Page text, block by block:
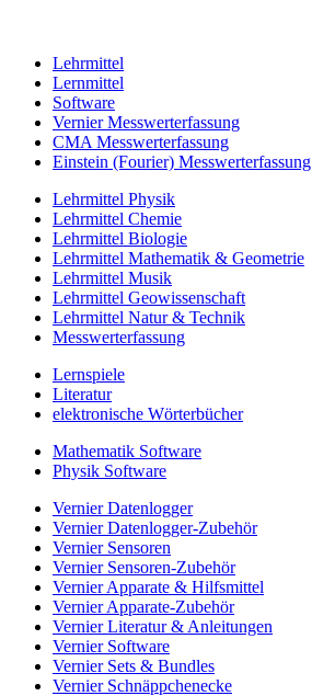
Lehrmittel
Lernmittel
Software
Vernier Messwerterfassung
CMA Messwerterfassung
Einstein (Fourier) Messwerterfassung
Lehrmittel Physik
Lehrmittel Chemie
Lehrmittel Biologie
Lehrmittel Mathematik & Geometrie
Lehrmittel Musik
Lehrmittel Geowissenschaft
Lehrmittel Natur & Technik
Messwerterfassung
Lernspiele
Literatur
elektronische Wörterbücher
Mathematik Software
Physik Software
Vernier Datenlogger
Vernier Datenlogger-Zubehör
Vernier Sensoren
Vernier Sensoren-Zubehör
Vernier Apparate & Hilfsmittel
Vernier Apparate-Zubehör
Vernier Literatur & Anleitungen
Vernier Software
Vernier Sets & Bundles
Vernier Schnäppchenecke